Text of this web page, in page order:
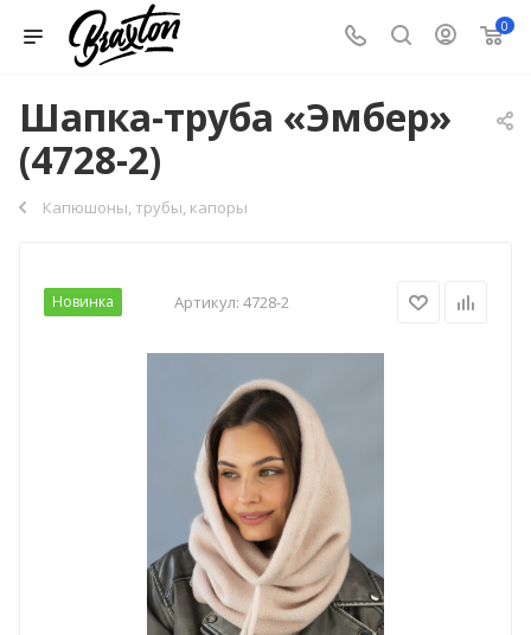
0
Шапка-труба «Эмбер»
(4728-2)
Капюшоны, трубы, капоры
Новинка Артикул: 4728-2